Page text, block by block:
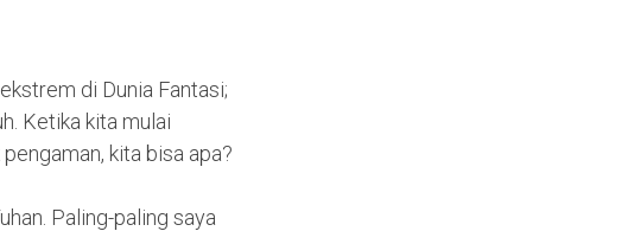
di Dunia Fantasi;
Ketika kita mulai
kita bisa apa?
Paling-paling saya